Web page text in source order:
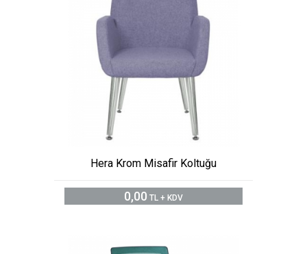
Hera Krom Misafir Koltuğu
0,00 TL + KDV